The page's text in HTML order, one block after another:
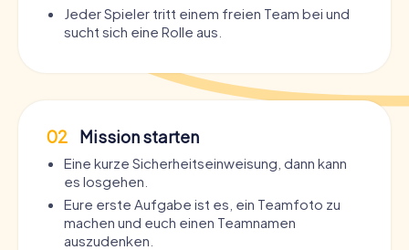
Jeder Spieler tritt einem freien Team bei und
sucht sich eine Rolle aus.
02 Mission starten
Eine kurze Sicherheitseinweisung, dann kann
es losgehen.
Eure erste Aufgabe ist es, ein Teamfoto zu
machen und euch einen Teamnamen
auszudenken.